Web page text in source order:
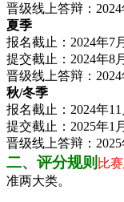
晋级线上答辩：2024
夏季
报名截止：2024年7
提交截止：2024年8
晋级线上答辩：2024
秋/冬季
报名截止：2024年11
提交截止：2025年1
晋级线上答辩：2025
二、评分规则 比
准两大类。